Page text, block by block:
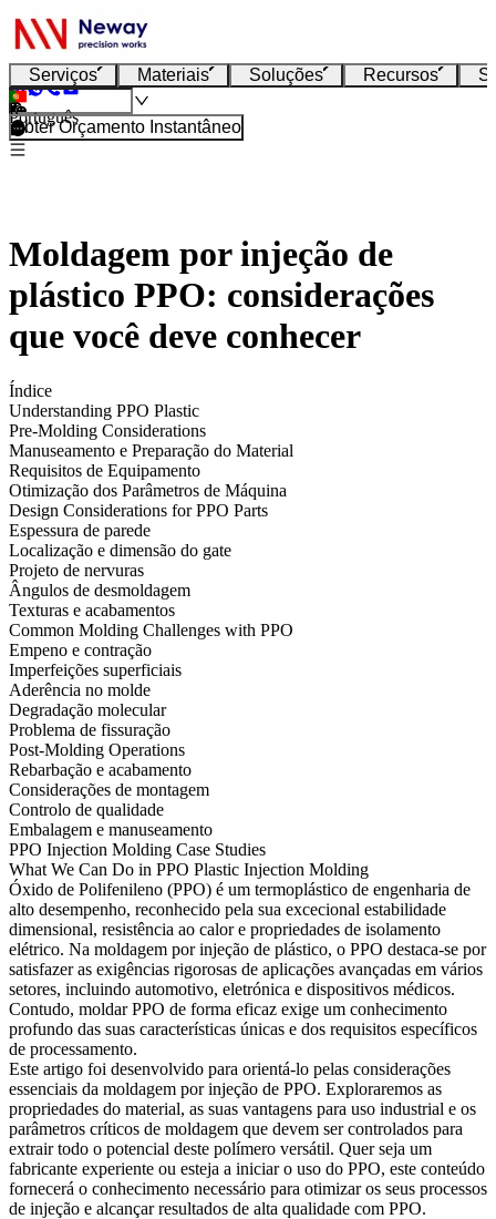
Serviços Materiais Soluções Recursos
Português
Obter Orçamento Instantâneo
Moldagem por injeção de
plástico PPO: considerações
que você deve conhecer
Índice
Understanding PPO Plastic
Pre-Molding Considerations
Manuseamento e Preparação do Material
Requisitos de Equipamento
Otimização dos Parâmetros de Máquina
Design Considerations for PPO Parts
Espessura de parede
Localização e dimensão do gate
Projeto de nervuras
Ângulos de desmoldagem
Texturas e acabamentos
Common Molding Challenges with PPO
Empeno e contração
Imperfeições superficiais
Aderência no molde
Degradação molecular
Problema de fissuração
Post-Molding Operations
Rebarbação e acabamento
Considerações de montagem
Controlo de qualidade
Embalagem e manuseamento
PPO Injection Molding Case Studies
What We Can Do in PPO Plastic Injection Molding
Óxido de Polifenileno (PPO) é um termoplástico de engenharia de
alto desempenho, reconhecido pela sua excecional estabilidade
dimensional, resistência ao calor e propriedades de isolamento
elétrico. Na moldagem por injeção de plástico, o PPO destaca-se por
satisfazer as exigências rigorosas de aplicações avançadas em vários
setores, incluindo automotivo, eletrónica e dispositivos médicos.
Contudo, moldar PPO de forma eficaz exige um conhecimento
profundo das suas características únicas e dos requisitos específicos
de processamento.
Este artigo foi desenvolvido para orientá-lo pelas considerações
essenciais da moldagem por injeção de PPO. Exploraremos as
propriedades do material, as suas vantagens para uso industrial e os
parâmetros críticos de moldagem que devem ser controlados para
extrair todo o potencial deste polímero versátil. Quer seja um
fabricante experiente ou esteja a iniciar o uso do PPO, este conteúdo
fornecerá o conhecimento necessário para otimizar os seus processos
de injeção e alcançar resultados de alta qualidade com PPO.